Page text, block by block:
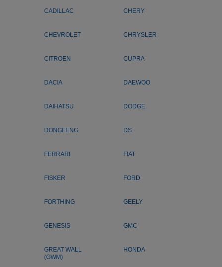
CADILLAC CHERY
CHEVROLET CHRYSLER
CITROEN CUPRA
DACIA DAEWOO
DAIHATSU DODGE
DONGFENG DS
FERRARI FIAT
FISKER FORD
FORTHING GEELY
GENESIS GMC
GREAT WALL
(GWM)
HONDA